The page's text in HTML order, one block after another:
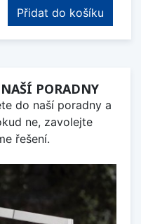
Přidat do košíku
PORADNY
do naší poradny a
ne, zavolejte
řešení.